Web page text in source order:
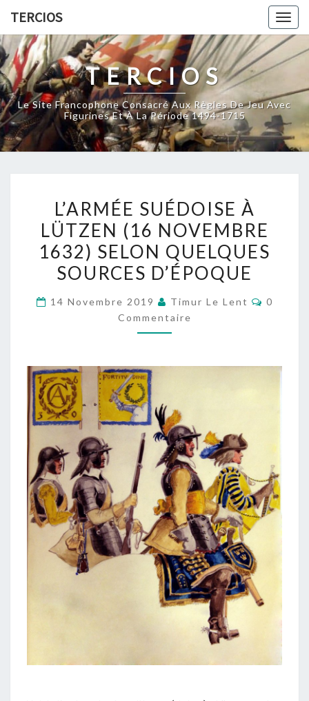
content
TERCIOS
TERCIOS
Le Site Francophone Consacré Aux Règles De Jeu Avec
Figurines Et À La Période 1494-1715
SUÉDOISE
À
LÜTZEN
(16
1632)
SELON
L’ARMÉE SUÉDOISE À
LÜTZEN (16 NOVEMBRE
1632) SELON QUELQUES
SOURCES D’ÉPOQUE
14 Novembre 2019 Timur Le Lent
0
Commentaire